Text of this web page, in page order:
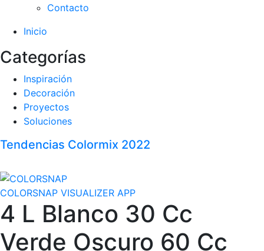
Contacto
Inicio
Categorías
Inspiración
Decoración
Proyectos
Soluciones
Tendencias Colormix 2022
COLORSNAP VISUALIZER APP
4 L Blanco 30 Cc
Verde Oscuro 60 Cc